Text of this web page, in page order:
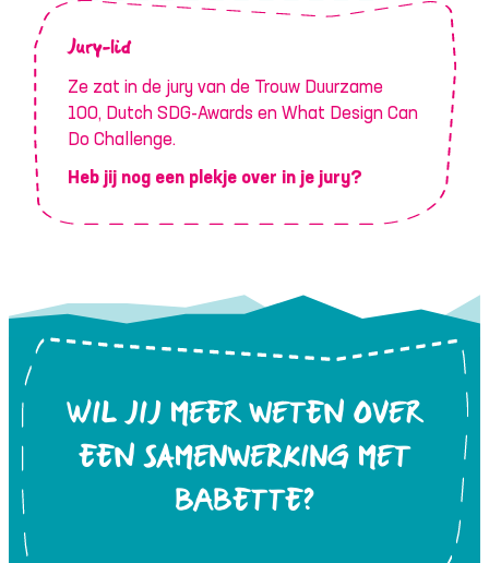
Jury-lid
Ze zat in de jury van de Trouw Duurzame
100, Dutch SDG-Awards en What Design Can
Do Challenge.
Heb jij nog een plekje over in je jury?
WIL JIJ MEER WETEN OVER
EEN SAMENWERKING MET
BABETTE?